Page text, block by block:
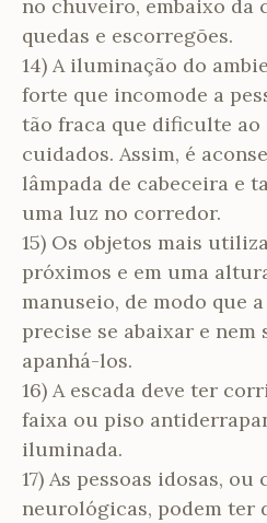
no chuveiro, embaixo da
quedas e escorregões.
14) A iluminação do
forte que incomode a
tão fraca que dificulte
cuidados. Assim, é
lâmpada de cabeceira e
uma luz no corredor.
15) Os objetos mais
próximos e em uma
manuseio, de modo que
precise se abaixar e nem
apanhá-los.
16) A escada deve ter
faixa ou piso
iluminada.
17) As pessoas idosas,
neurológicas, podem ter